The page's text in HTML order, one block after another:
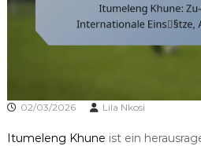
02/03/2026 Lila Nkosi
Itumeleng Khune ist ein